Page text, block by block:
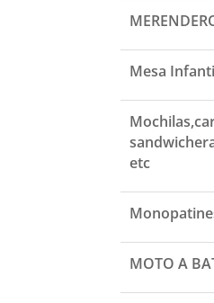
Mesa
etc
MOTO A